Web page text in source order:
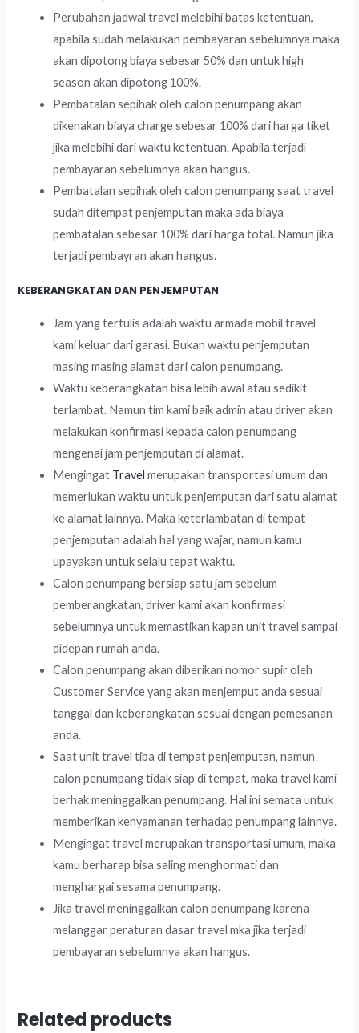
Perubahan jadwal travel melebihi batas ketentuan,
apabila sudah melakukan pembayaran sebelumnya maka
akan dipotong biaya sebesar 50% dan untuk high
season akan dipotong 100%.
Pembatalan sepihak oleh calon penumpang akan
dikenakan biaya charge sebesar 100% dari harga tiket
jika melebihi dari waktu ketentuan. Apabila terjadi
pembayaran sebelumnya akan hangus.
Pembatalan sepihak oleh calon penumpang saat travel
sudah ditempat penjemputan maka ada biaya
pembatalan sebesar 100% dari harga total. Namun jika
terjadi pembayran akan hangus.
KEBERANGKATAN DAN PENJEMPUTAN
Jam yang tertulis adalah waktu armada mobil travel
kami keluar dari garasi. Bukan waktu penjemputan
masing masing alamat dari calon penumpang.
Waktu keberangkatan bisa lebih awal atau sedikit
terlambat. Namun tim kami baik admin atau driver akan
melakukan konfirmasi kepada calon penumpang
mengenai jam penjemputan di alamat.
Mengingat Travel merupakan transportasi umum dan
memerlukan waktu untuk penjemputan dari satu alamat
ke alamat lainnya. Maka keterlambatan di tempat
penjemputan adalah hal yang wajar, namun kamu
upayakan untuk selalu tepat waktu.
Calon penumpang bersiap satu jam sebelum
pemberangkatan, driver kami akan konfirmasi
sebelumnya untuk memastikan kapan unit travel sampai
didepan rumah anda.
Calon penumpang akan diberikan nomor supir oleh
Customer Service yang akan menjemput anda sesuai
tanggal dan keberangkatan sesuai dengan pemesanan
anda.
Saat unit travel tiba di tempat penjemputan, namun
calon penumpang tidak siap di tempat, maka travel kami
berhak meninggalkan penumpang. Hal ini semata untuk
memberikan kenyamanan terhadap penumpang lainnya.
Mengingat travel merupakan transportasi umum, maka
kamu berharap bisa saling menghormati dan
menghargai sesama penumpang.
Jika travel meninggalkan calon penumpang karena
melanggar peraturan dasar travel mka jika terjadi
pembayaran sebelumnya akan hangus.
Related products